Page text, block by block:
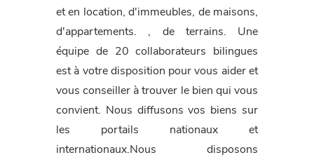
et en location, d'immeubles, de maisons,
d'appartements. , de terrains. Une
équipe de 20 collaborateurs bilingues
est à votre disposition pour vous aider et
vous conseiller à trouver le bien qui vous
convient. Nous diffusons vos biens sur
les portails nationaux et
internationaux.Nous disposons